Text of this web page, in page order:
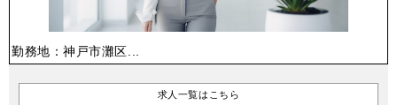
勤務地：神戸市灘区...
求人一覧はこちら